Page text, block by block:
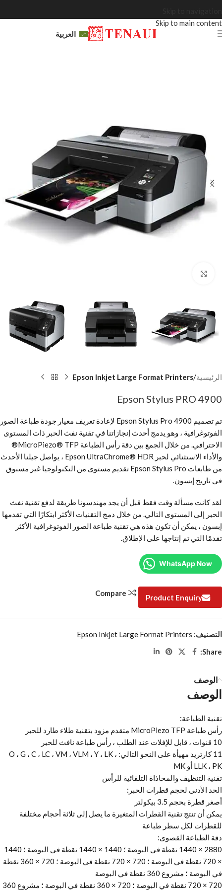
Skip to main content
العربية
الرئيسية Epson Inkjet Large Format Printers
Epson Stylus PRO 4900
تم تصميم Epson Stylus Pro 4900 لإعادة تعريف معيار جودة طباعة الصور
الفوتوغرافية ، وهو يدمج أحدث إنجازاتنا في تقنية نفث الحبر ذات المستوى
الاحترافي. من خلال الجمع بين دقة رأس الطباعة MicroPiezo® TFP®
والأداء الاستثنائي لحبر Epson UltraChrome® HDR ، يواصل جيلنا الأحدث
من طابعات Epson Stylus Pro تقديم مستوى من التكنولوجيا غير مسبوق
في تاريخ إبسون.
لقد كانت مسألة وقت فقط قبل أن يجد مهندسونا طريقة لدفع تقنية نفث
الحبر إلى المستوى التالي. من خلال دمج التقنيات الأكثر ابتكارًا التي تقدمها
إبسون ، يمكن أن تكون هذه هي تقنية طباعة الصور الفوتوغرافية الأكثر
تقدمًا التي تم إنتاجها على الإطلاق.
WhatsApp Now
Product Enquiry
Compare
التصنيف: Epson Inkjet Large Format Printers
Share:
الوصف
الوصف
تقنية الطباعة:
رأس طباعة MicroPiezo TFP متقدم مزود بتقنية طلاء طارد للحبر
10 قنوات ، قابل للإفلات عند الطلب ، رأس طباعة نافث للحبر
11 كارتريد مهيأة على النحو التالي: O ، G ، C ، LC ، VM ، VLM ، Y ، LK ،
LLK ، PK أو MK
تقنية التنظيف والمحاذاة التلقائية للرأس
الحد الأدنى لحجم قطرات الحبر:
أصغر قطرة بحجم 3.5 بيكولتر
يمكن أن تنتج تقنية القطرات المتغيرة ما يصل إلى ثلاثة أحجام مختلفة
للقطرات لكل سطر طباعة
دقة الطباعة القصوى:
2880 × 1440 نقطة في البوصة ؛ 1440 × 1440 نقطة في البوصة ؛ 1440
× 720 نقطة في البوصة ؛ 720 × 720 نقطة في البوصة ؛ 720 × 360 نقطة
في البوصة ؛ مشروع 360 نقطة في البوصة
720 × 720 نقطة في البوصة ؛ 720 × 360 نقطة في البوصة ؛ مشروع 360